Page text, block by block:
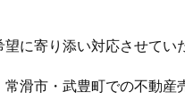
に寄り添い対応させてい
滑市・武豊町での不動